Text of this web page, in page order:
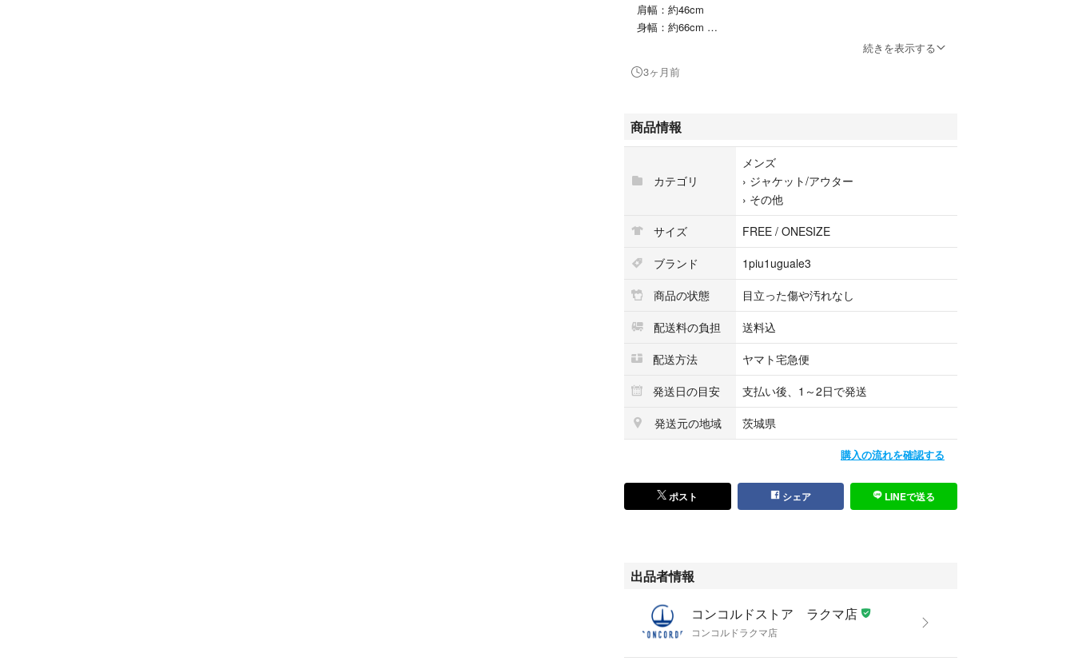
肩幅：約46cm
身幅：約66cm
【状態ランク】B
目立った傷や汚れは無く問題なくご着用頂けます。
【コンディションについて】
SA/A…極めて美品・使用感のほとんどない中古品
B…美品・目立つ傷や汚れなどがない比較的綺麗な中古品
C…中古品・わずかな使用感や傷、汚れなど
D…少々状態の悪い中古品・目立つ傷や使用感、汚れなど
E... 状態の悪い中古品・経年劣化以外の傷や汚れが目立つ
【商品説明】
大変オススメ商品ですので、ぜひともご検討くださいませ。
ショップフォローで新入荷通知されます。
下部にございます【出品者】のショップ名をクリックして頂きます
弊社の他の出品アイテムをご覧いただけます。
希少なアイテムをたくさんご用意しておりますので、ぜひご覧くださ
出品されています。
ご購入後、1〜2営業日以内に商品を発送させていただきます。
※土日・祝日は休業日となりますため、その場合は翌営業日の対応と
なります。
続きを表示する
3ヶ月前
商品情報
カテゴリ
メンズ
› ジャケット/アウター
› その他
サイズ
FREE / ONESIZE
ブランド
1piu1uguale3
商品の状態
目立った傷や汚れなし
配送料の負担
送料込
配送方法
ヤマト宅急便
発送日の目安
支払い後、1～2日で発送
発送元の地域
茨城県
購入の流れを確認する
ポスト シェア LINEで送る
出品者情報
コンコルドストア ラクマ店
コンコルドラクマ店